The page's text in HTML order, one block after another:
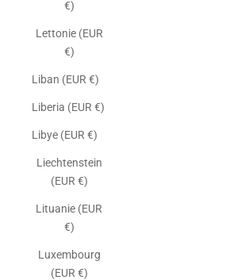
€)
Lettonie (EUR
€)
Liban (EUR €)
Liberia (EUR €)
Libye (EUR €)
Liechtenstein
(EUR €)
Lituanie (EUR
€)
Luxembourg
(EUR €)